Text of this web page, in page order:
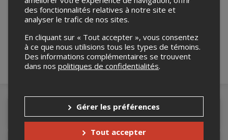
Merci de confirmer que vous n'êtes pas un
robot ci-bas.
Détails de l'événement
des fonctionnalités relatives à notre site et
analyser le trafic de nos sites.
En cliquant sur « Tout accepter », vous consentez
à ce que nous utilisions tous les types de témoins.
Des informations complémentaires se trouvent
dans nos politiques de confidentialités.
Gérer les préférences
Tout accepter